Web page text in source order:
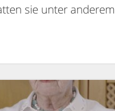
sie unter anderem